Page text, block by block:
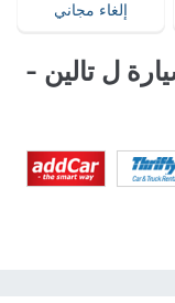
إلغاء مجاني
ل تالين -